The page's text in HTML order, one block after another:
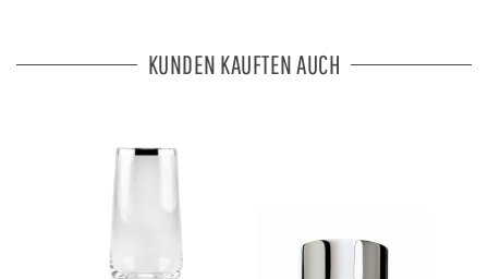
KUNDEN KAUFTEN AUCH